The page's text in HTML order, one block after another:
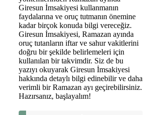
Giresun İmsakiyesi kullanmanın
faydalarına ve oruç tutmanın önemine
kadar birçok konuda bilgi vereceğiz.
Giresun İmsakiyesi, Ramazan ayında
oruç tutanların iftar ve sahur vakitlerini
doğru bir şekilde belirlemeleri için
kullanılan bir takvimdir. Siz de bu
yazıyı okuyarak Giresun İmsakiyesi
hakkında detaylı bilgi edinebilir ve daha
verimli bir Ramazan ayı geçirebilirsiniz.
Hazırsanız, başlayalım!